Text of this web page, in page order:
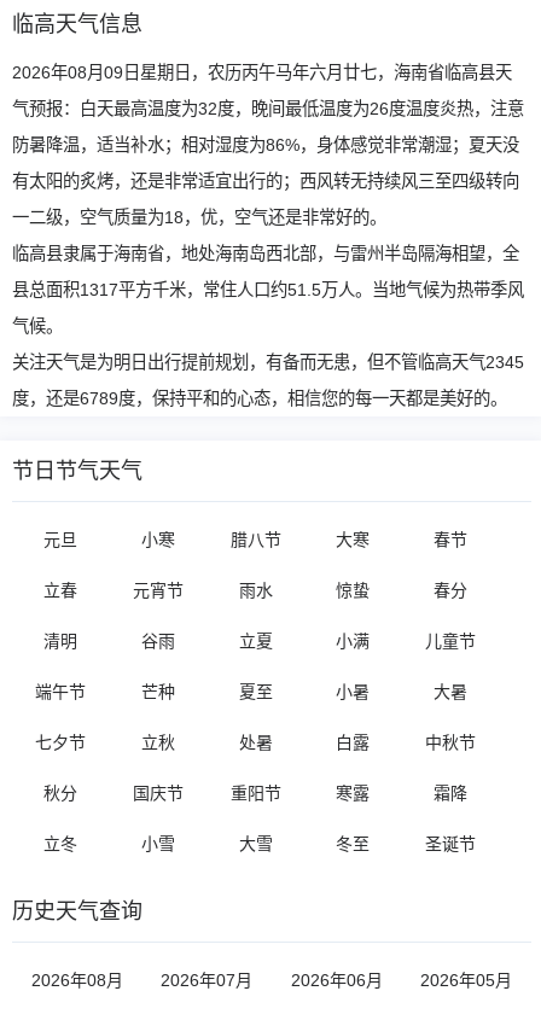
临高天气信息
2026年08月09日星期日，农历丙午马年六月廿七，海南省临高县天
气预报：白天最高温度为32度，晚间最低温度为26度温度炎热，注意
防暑降温，适当补水；相对湿度为86%，身体感觉非常潮湿；夏天没
有太阳的炙烤，还是非常适宜出行的；西风转无持续风三至四级转向
一二级，空气质量为18，优，空气还是非常好的。
临高县隶属于海南省，地处海南岛西北部，与雷州半岛隔海相望，全
县总面积1317平方千米，常住人口约51.5万人。当地气候为热带季风
气候。
关注天气是为明日出行提前规划，有备而无患，但不管临高天气2345
度，还是6789度，保持平和的心态，相信您的每一天都是美好的。
节日节气天气
元旦 小寒 腊八节 大寒 春节
立春 元宵节 雨水 惊蛰 春分
清明 谷雨 立夏 小满 儿童节
端午节 芒种 夏至 小暑 大暑
七夕节 立秋 处暑 白露 中秋节
秋分 国庆节 重阳节 寒露 霜降
立冬 小雪 大雪 冬至 圣诞节
历史天气查询
2026年08月 2026年07月 2026年06月 2026年05月